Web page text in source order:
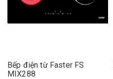
Bếp điện từ Faster FS
MIX288